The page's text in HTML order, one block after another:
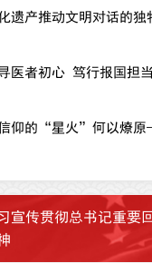
遗产推动文明对话的独
医者初心 笃行报国担当
信仰的“星火”何以燎
宣传贯彻总书记重要